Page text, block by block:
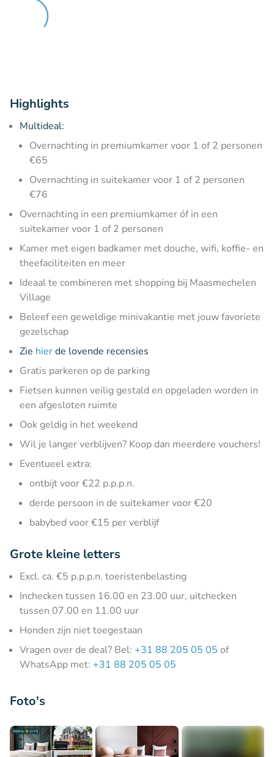
Highlights
Multideal:
Overnachting in premiumkamer voor 1 of 2 personen
€65
Overnachting in suitekamer voor 1 of 2 personen
€76
Overnachting in een premiumkamer óf in een
suitekamer voor 1 of 2 personen
Kamer met eigen badkamer met douche, wifi, koffie- en
theefaciliteiten en meer
Ideaal te combineren met shopping bij Maasmechelen
Village
Beleef een geweldige minivakantie met jouw favoriete
gezelschap
Zie hierde lovende recensies
Gratis parkeren op de parking
Fietsen kunnen veilig gestald en opgeladen worden in
een afgesloten ruimte
Ook geldig in het weekend
Wil je langer verblijven? Koop dan meerdere vouchers!
Eventueel extra:
ontbijt voor €22 p.p.p.n.
derde persoon in de suitekamer voor €20
babybed voor €15 per verblijf
Grote kleine letters
Excl. ca. €5 p.p.p.n. toeristenbelasting
Inchecken tussen 16.00 en 23.00 uur, uitchecken
tussen 07.00 en 11.00 uur
Honden zijn niet toegestaan
Vragen over de deal? Bel: +31 88 205 05 05 of
WhatsApp met: +31 88 205 05 05
Foto's